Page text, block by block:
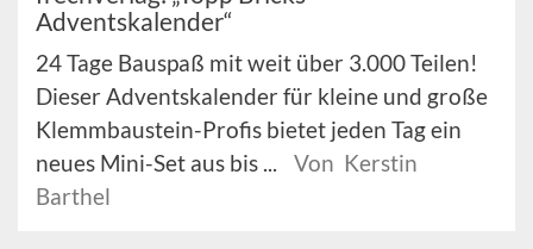
Adventskalender“
24 Tage Bauspaß mit weit über 3.000 Teilen!
Dieser Adventskalender für kleine und große
Klemmbaustein-Profis bietet jeden Tag ein
neues Mini-Set aus bis ...
Von Kerstin
Barthel